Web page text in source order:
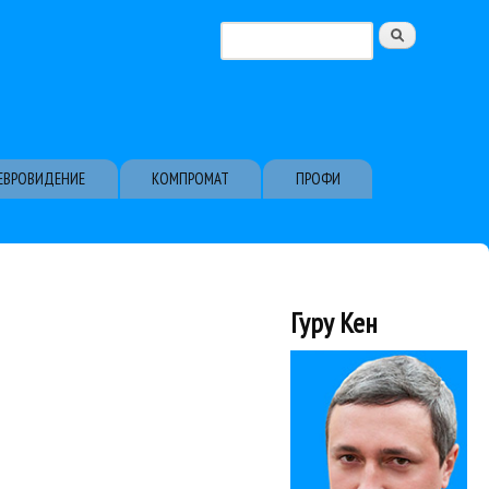
Форма поиска
КОМПРОМАТ
ПРОФИ
Гуру Кен